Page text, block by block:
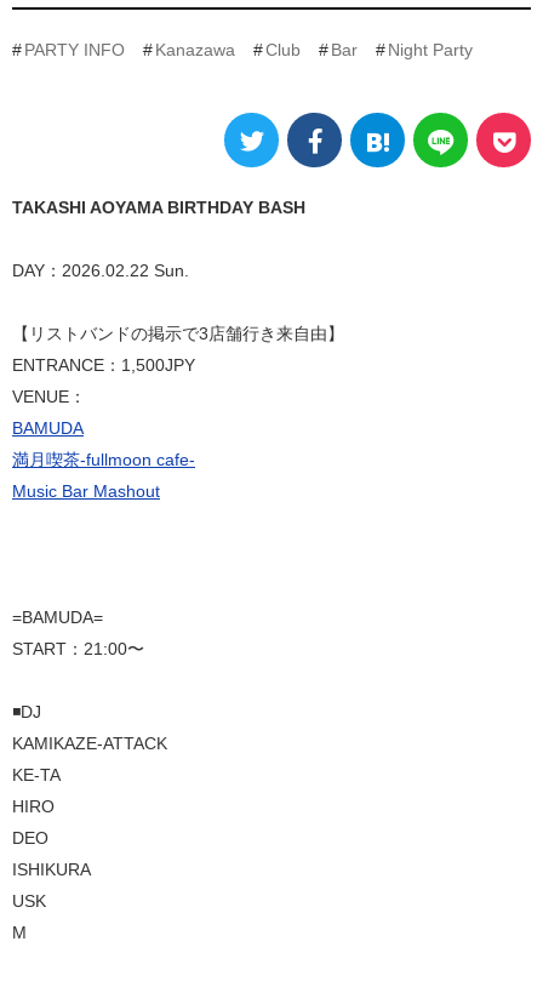
PARTY INFO Kanazawa Club Bar Night Party
TAKASHI AOYAMA BIRTHDAY BASH
DAY：2026.02.22 Sun.
【リストバンドの掲示で3店舗行き来自由】
ENTRANCE：1,500JPY
⁡VENUE：
BAMUDA
満月喫茶-fullmoon cafe-
Music Bar Mashout
=BAMUDA=
START：21:00〜
◾️DJ
KAMIKAZE-ATTACK
KE-TA
HIRO
DEO
ISHIKURA
USK
M